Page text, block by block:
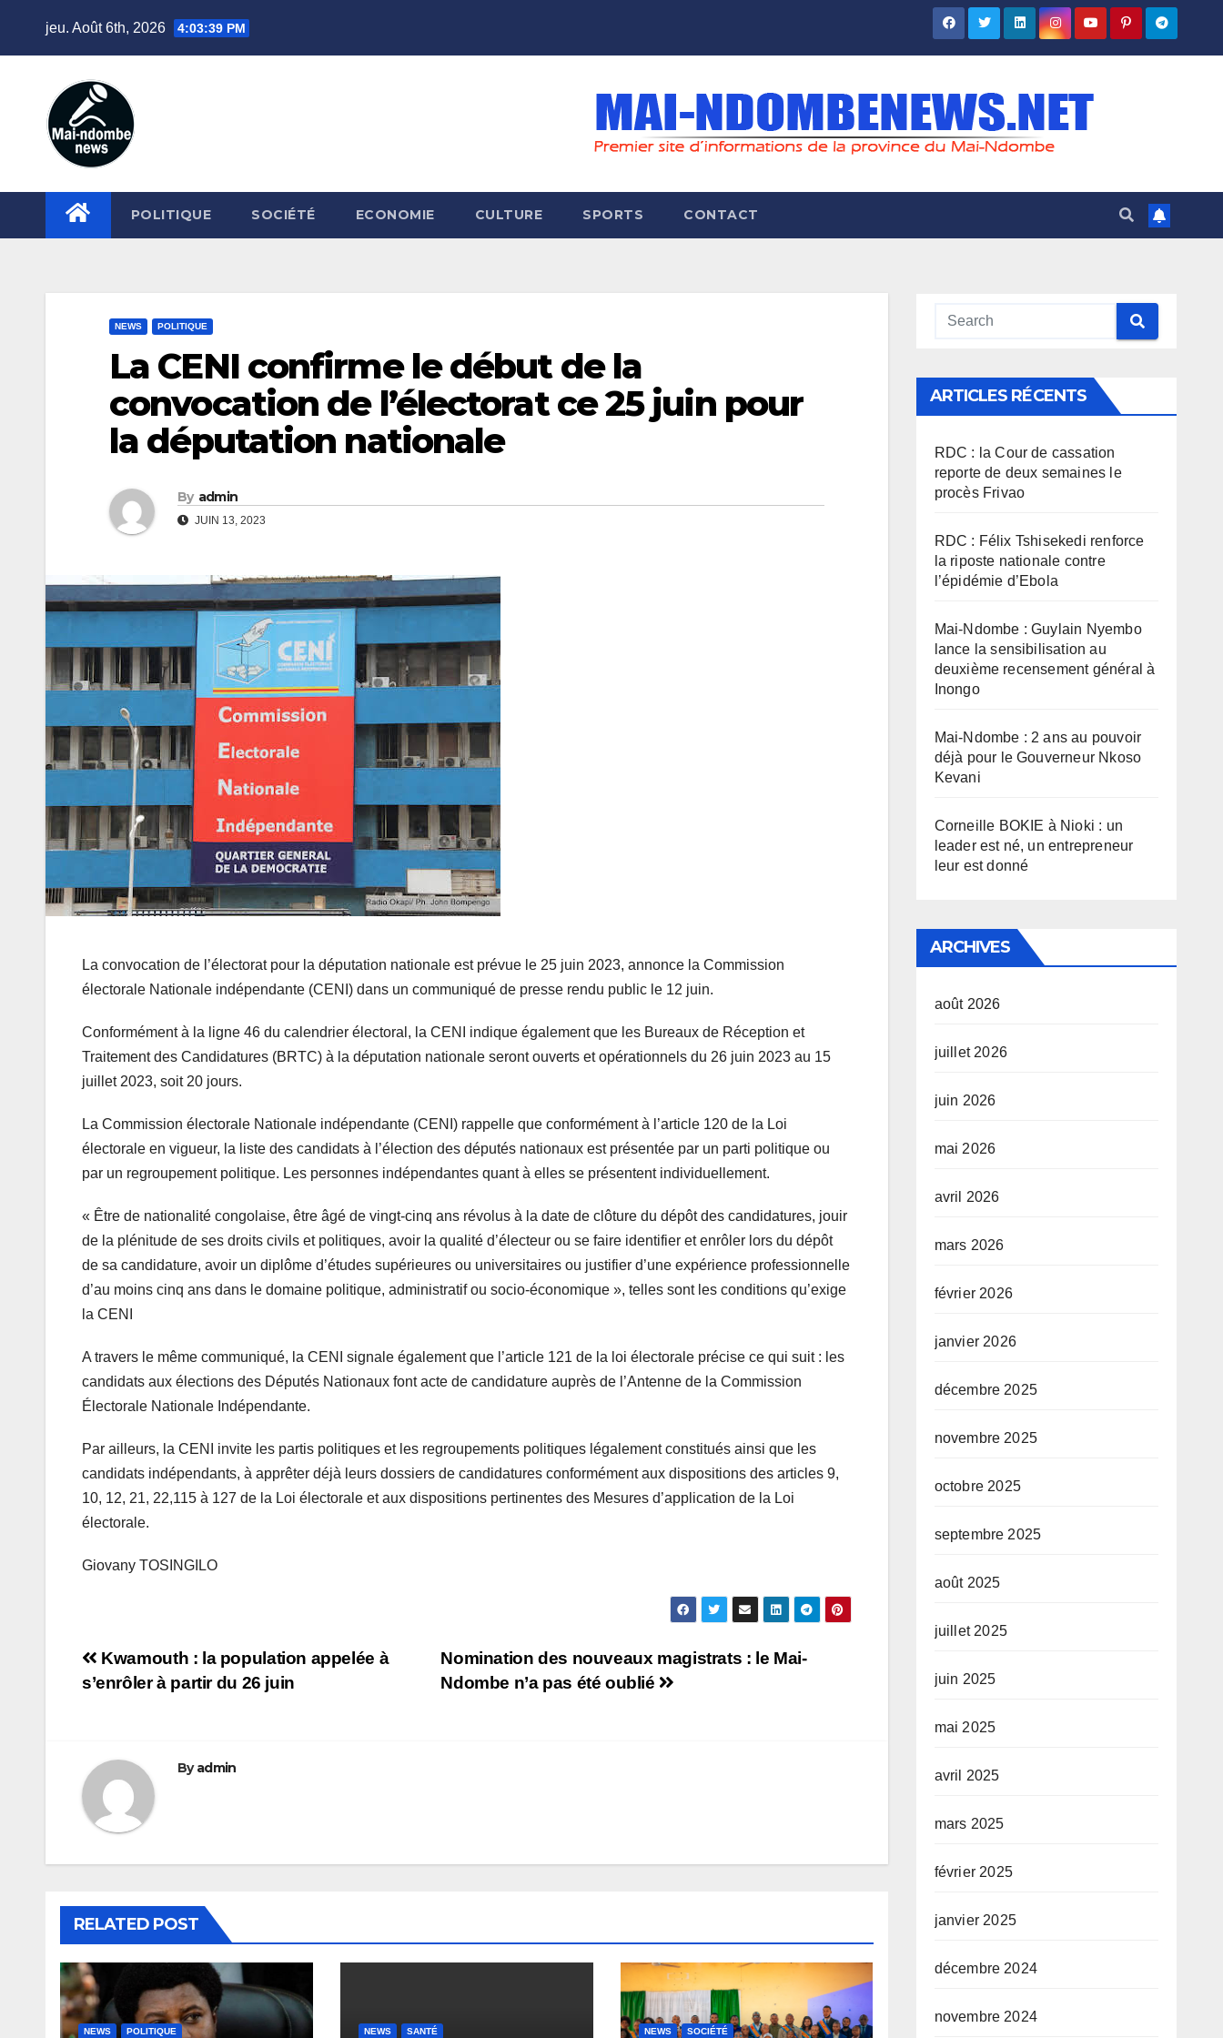
jeu. Août 6th, 2026 4:03:40 PM
POLITIQUE SOCIÉTÉ ECONOMIE CULTURE SPORTS CONTACT
NEWS POLITIQUE
La CENI confirme le début de la
convocation de l’électorat ce 25 juin pour
la députation nationale
By admin
JUIN 13, 2023
La convocation de l’électorat pour la députation nationale est prévue le 25 juin 2023, annonce la Commission
électorale Nationale indépendante (CENI) dans un communiqué de presse rendu public le 12 juin.
Conformément à la ligne 46 du calendrier électoral, la CENI indique également que les Bureaux de Réception et
Traitement des Candidatures (BRTC) à la députation nationale seront ouverts et opérationnels du 26 juin 2023 au 15
juillet 2023, soit 20 jours.
La Commission électorale Nationale indépendante (CENI) rappelle que conformément à l’article 120 de la Loi
électorale en vigueur, la liste des candidats à l’élection des députés nationaux est présentée par un parti politique ou
par un regroupement politique. Les personnes indépendantes quant à elles se présentent individuellement.
« Être de nationalité congolaise, être âgé de vingt-cinq ans révolus à la date de clôture du dépôt des candidatures, jouir
de la plénitude de ses droits civils et politiques, avoir la qualité d’électeur ou se faire identifier et enrôler lors du dépôt
de sa candidature, avoir un diplôme d’études supérieures ou universitaires ou justifier d’une expérience professionnelle
d’au moins cinq ans dans le domaine politique, administratif ou socio-économique », telles sont les conditions qu’exige
la CENI
A travers le même communiqué, la CENI signale également que l’article 121 de la loi électorale précise ce qui suit : les
candidats aux élections des Députés Nationaux font acte de candidature auprès de l’Antenne de la Commission
Électorale Nationale Indépendante.
Par ailleurs, la CENI invite les partis politiques et les regroupements politiques légalement constitués ainsi que les
candidats indépendants, à apprêter déjà leurs dossiers de candidatures conformément aux dispositions des articles 9,
10, 12, 21, 22,115 à 127 de la Loi électorale et aux dispositions pertinentes des Mesures d’application de la Loi
électorale.
Giovany TOSINGILO
Navigation
Nomination des nouveaux magistrats : le Mai-
Ndombe n’a pas été oublié
Kwamouth : la population appelée à
s’enrôler à partir du 26 juin
Byadmin
RELATED POST
NEWS POLITIQUE NEWS SANTÉ NEWS SOCIÉTÉ
ARTICLES RÉCENTS
RDC : la Cour de cassation
reporte de deux semaines le
procès Frivao
RDC : Félix Tshisekedi renforce
la riposte nationale contre
l’épidémie d’Ebola
Mai-Ndombe : Guylain Nyembo
lance la sensibilisation au
deuxième recensement général à
Inongo
Mai-Ndombe : 2 ans au pouvoir
déjà pour le Gouverneur Nkoso
Kevani
Corneille BOKIE à Nioki : un
leader est né, un entrepreneur
leur est donné
ARCHIVES
août 2026
juillet 2026
juin 2026
mai 2026
avril 2026
mars 2026
février 2026
janvier 2026
décembre 2025
novembre 2025
octobre 2025
septembre 2025
août 2025
juillet 2025
juin 2025
mai 2025
avril 2025
mars 2025
février 2025
janvier 2025
décembre 2024
novembre 2024